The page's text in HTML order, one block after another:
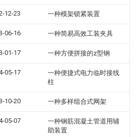
12-23 一种模架锁紧装置
06-16 一种简易高效工装夹具
01-17 一种方便拼接的z型钢
05-17
一种便捷式电力临时接线
柱
10-20 一种多样组合式网架
05-07
一种钢筋混凝土管道用辅
助装置